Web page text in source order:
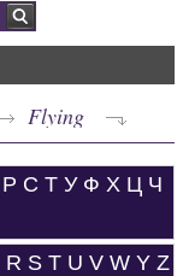
Flying
Р С Т У Ф Х Ц Ч
R S T U V W Y Z